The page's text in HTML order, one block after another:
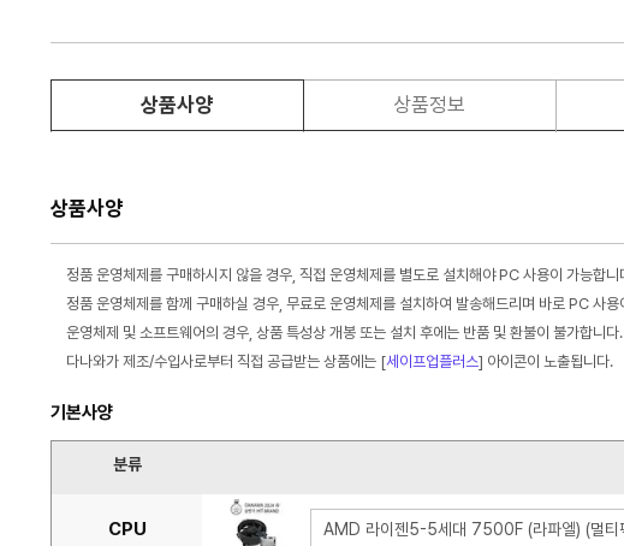
상품사양 상품정보
상품사양
정품 운영체제를 구매하시지 않을 경우, 직접 운영체제를 별도로 설치해야 PC 사용이 가능합니
정품 운영체제를 함께 구매하실 경우, 무료로 운영체제를 설치하여 발송해드리며 바로 PC 사용
운영체제 및 소프트웨어의 경우, 상품 특성상 개봉 또는 설치 후에는 반품 및 환불이 불가합니다.
다나와가 제조/수입사로부터 직접 공급받는 상품에는 [세이프업플러스] 아이콘이 노출됩니다.
기본사양
분류
CPU AMD 라이젠5-5세대 7500F (라파엘) (멀티